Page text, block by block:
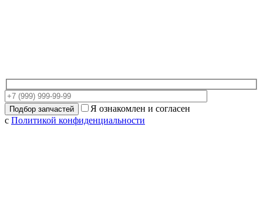
Я ознакомлен и согласен
с Политикой конфиденциальности